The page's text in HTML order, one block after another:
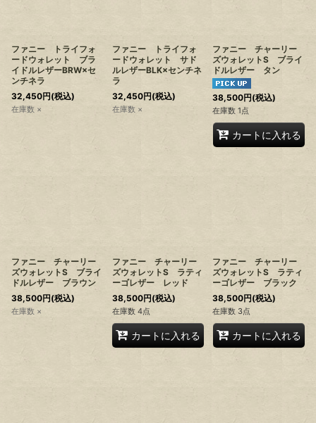
ファニー トライフォ
ードウォレット ブラ
イドルレザーBRW×セ
ンチネラ
32,450円(税込)
在庫数 ×
ファニー トライフォ
ードウォレット サド
ルレザーBLK×センチネ
ラ
32,450円(税込)
在庫数 ×
ファニー チャーリー
ズウォレットS ブライ
ドルレザー タン
38,500円(税込)
在庫数 1点
カートに入れる
ファニー チャーリー
ズウォレットS ブライ
ドルレザー ブラウン
38,500円(税込)
在庫数 ×
ファニー チャーリー
ズウォレットS ラティ
ーゴレザー レッド
38,500円(税込)
在庫数 4点
カートに入れる
ファニー チャーリー
ズウォレットS ラティ
ーゴレザー ブラック
38,500円(税込)
在庫数 3点
カートに入れる